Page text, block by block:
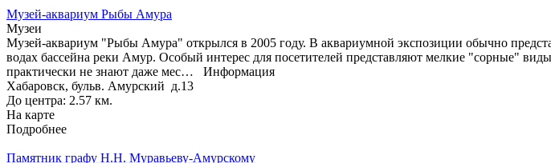
Музей-аквариум Рыбы Амура
Музеи
Музей-аквариум "Рыбы Амура" открылся в 2005 году. В аквариумной экспозиции обычно
водах бассейна реки Амур. Особый интерес для посетителей представляют мелкие "сорные"
практически не знают даже мес… Информация
Хабаровск, бульв. Амурский д.13
До центра: 2.57 км.
На карте
Подробнее
Памятник графу Н.Н. Муравьеву-Амурскому